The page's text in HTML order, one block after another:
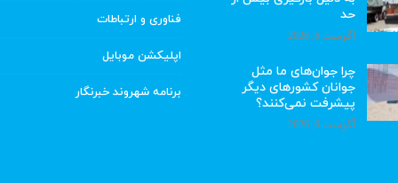
حد
آگوست 6, 2026
چرا جوان‌های ما مثل
جوانان کشورهای دیگر
پیشرفت نمی‌کنند؟
آگوست 6, 2026
فناوری و ارتباطات
اپلیکشن موبایل
برنامه شهروند خبرنگار